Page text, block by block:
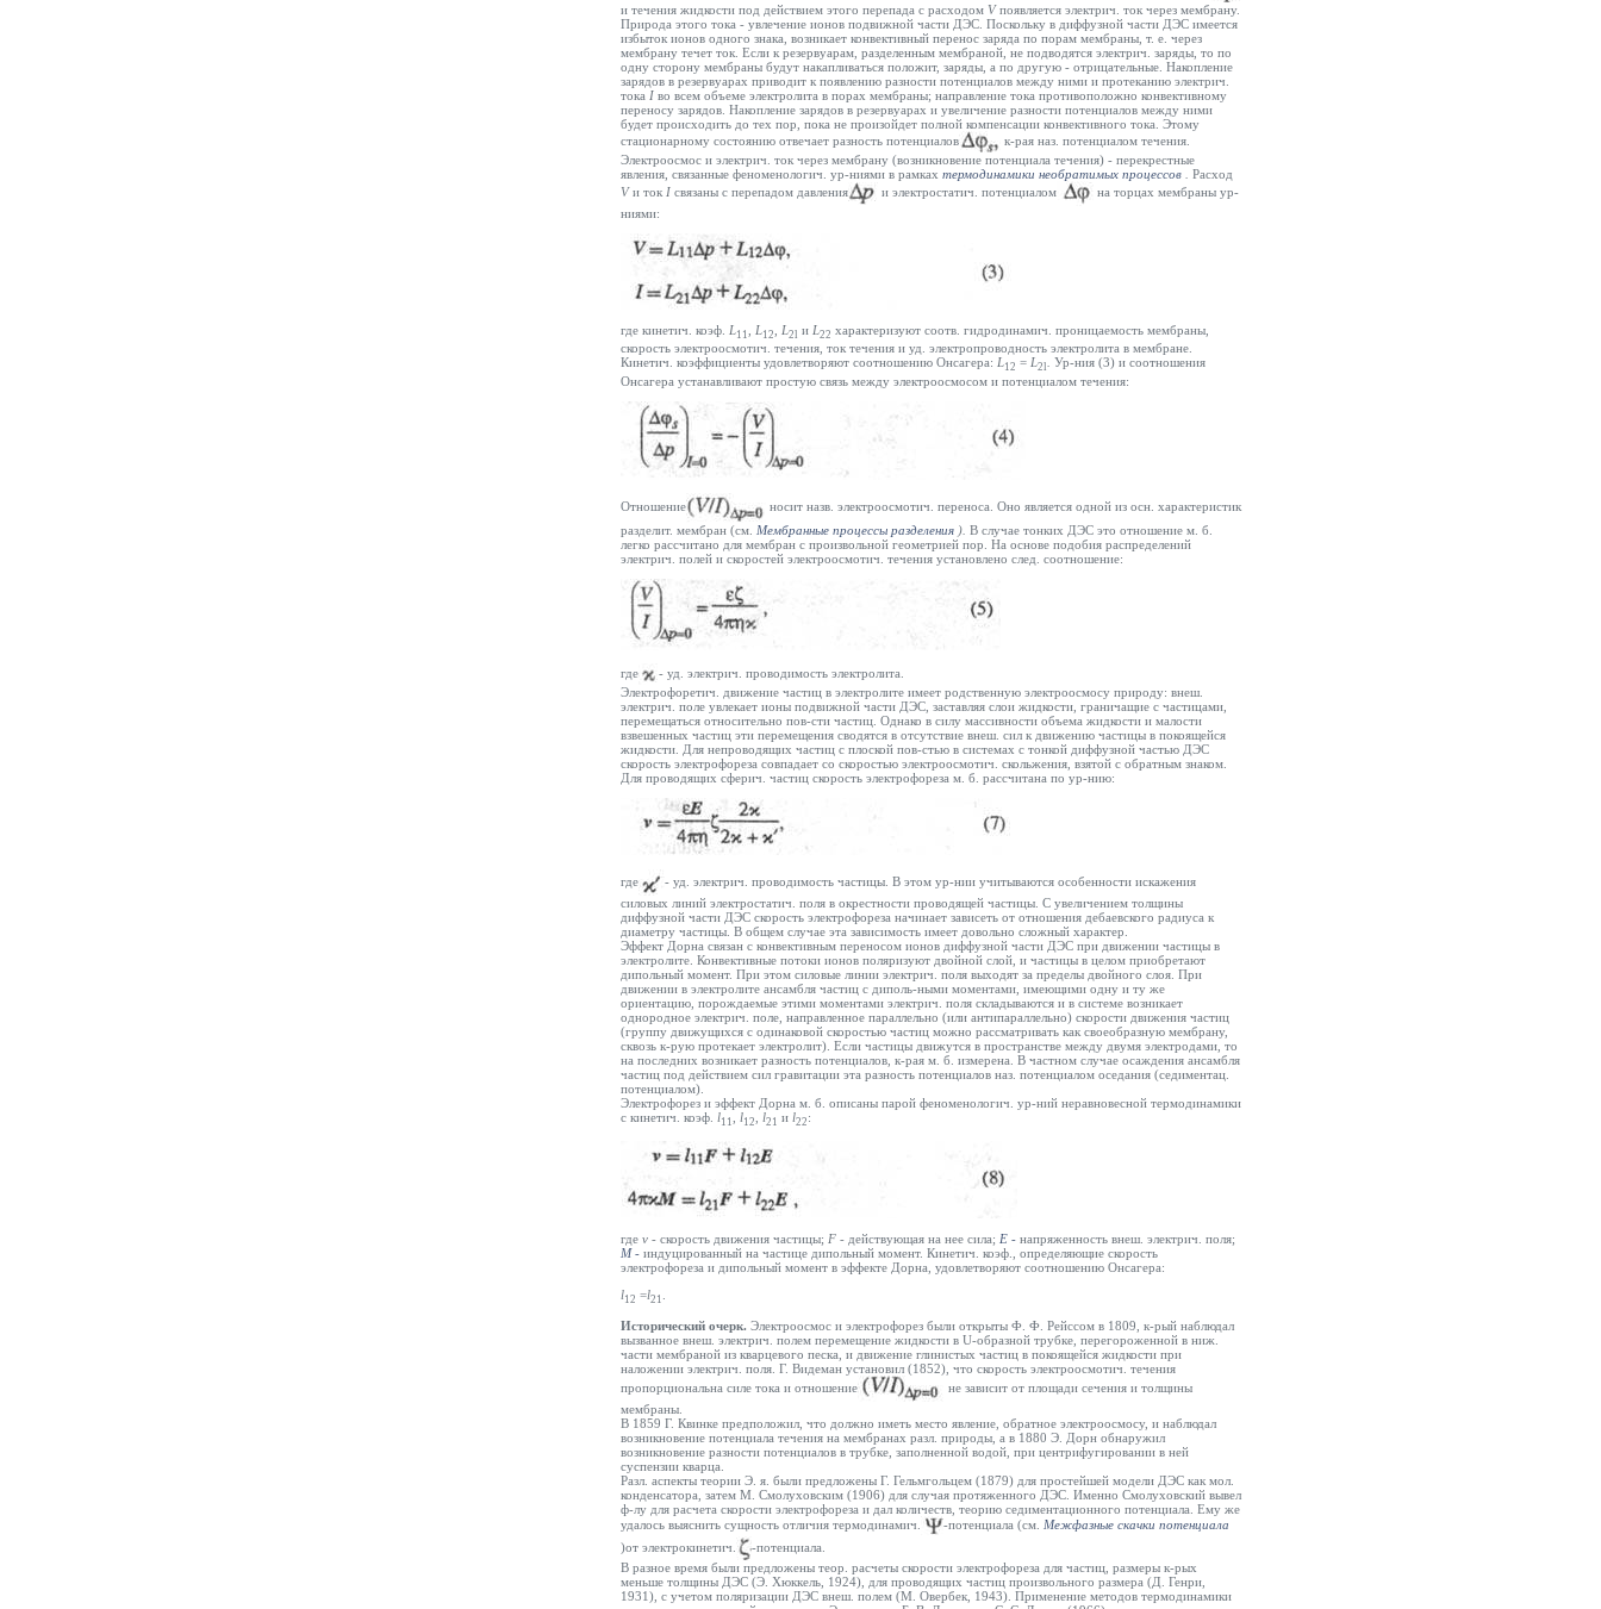
и течения жидкости под действием этого перепада с расходом Vпоявляется электрич. ток через мембрану.
Природа этого тока - увлечение ионов подвижной части ДЭС. Поскольку в диффузной части ДЭС имеется
избыток ионов одного знака, возникает конвективный перенос заряда по порам мембраны, т. е. через
мембрану течет ток. Если к резервуарам, разделенным мембраной, не подводятся электрич. заряды, то по
одну сторону мембраны будут накапливаться положит, заряды, а по другую - отрицательные. Накопление
зарядов в резервуарах приводит к появлению разности потенциалов между ними и протеканию электрич.
тока I во всем объеме электролита в порах мембраны; направление тока противоположно конвективному
переносу зарядов. Накопление зарядов в резервуарах и увеличение разности потенциалов между ними
будет происходить до тех пор, пока не произойдет полной компенсации конвективного тока. Этому
стационарному состоянию отвечает разность потенциалов
к-рая наз. потенциалом течения.
Электроосмос и электрич. ток через мембрану (возникновение потенциала течения) - перекрестные
явления, связанные феноменологич. ур-ниями в рамках термодинамики необратимых процессов
Расход
Vи ток I связаны с перепадом давления и электростатич. потенциалом
на торцах мембраны ур-
ниями:
где кинетич. коэф. L11 L12 L2l и L22 характеризуют соотв. гидродинамич. проницаемость мембраны,
скорость электроосмотич. течения, ток течения и уд. электропроводность электролита в мембране.
Кинетич. коэффициенты удовлетворяют соотношению Онсагера: L12 = L2l
Ур-ния (3) и соотношения
Онсагера устанавливают простую связь между электроосмосом и потенциалом течения:
Отношение
носит назв. электроосмотич. переноса. Оно является одной из осн. характеристик
разделит. мембран (см. Мембранные процессы разделения ). В случае тонких ДЭС это отношение м. б.
легко рассчитано для мембран с произвольной геометрией пор. На основе подобия распределений
электрич. полей и скоростей электроосмотич. течения установлено след. соотношение:
где
- уд. электрич. проводимость электролита.
Электрофоретич. движение частиц в электролите имеет родственную электроосмосу природу: внеш.
электрич. поле увлекает ионы подвижной части ДЭС, заставляя слои жидкости, граничащие с частицами,
перемещаться относительно пов-сти частиц. Однако в силу массивности объема жидкости и малости
взвешенных частиц эти перемещения сводятся в отсутствие внеш. сил к движению частицы в покоящейся
жидкости. Для непроводящих частиц с плоской пов-стью в системах с тонкой диффузной частью ДЭС
скорость электрофореза совпадает со скоростью электроосмотич. скольжения, взятой с обратным знаком.
Для проводящих сферич. частиц скорость электрофореза м. б. рассчитана по ур-нию:
где
- уд. электрич. проводимость частицы. В этом ур-нии учитываются особенности искажения
силовых линий электростатич. поля в окрестности проводящей частицы. С увеличением толщины
диффузной части ДЭС скорость электрофореза начинает зависеть от отношения дебаевского радиуса к
диаметру частицы. В общем случае эта зависимость имеет довольно сложный характер.
Эффект Дорна связан с конвективным переносом ионов диффузной части ДЭС при движении частицы в
электролите. Конвективные потоки ионов поляризуют двойной слой, и частицы в целом приобретают
дипольный момент. При этом силовые линии электрич. поля выходят за пределы двойного слоя. При
движении в электролите ансамбля частиц с диполь-ными моментами, имеющими одну и ту же
ориентацию, порождаемые этими моментами электрич. поля складываются и в системе возникает
однородное электрич. поле, направленное параллельно (или антипараллельно) скорости движения частиц
(группу движущихся с одинаковой скоростью частиц можно рассматривать как своеобразную мембрану,
сквозь к-рую протекает электролит). Если частицы движутся в пространстве между двумя электродами, то
на последних возникает разность потенциалов, к-рая м. б. измерена. В частном случае осаждения ансамбля
частиц под действием сил гравитации эта разность потенциалов наз. потенциалом оседания (седиментац.
потенциалом).
Электрофорез и эффект Дорна м. б. описаны парой феноменологич. ур-ний неравновесной термодинамики
с кинетич. коэф. l11 l12 l21 и l22 :
где v - скорость движения частицы; F - действующая на нее сила; Е - напряженность внеш. электрич. поля;
М - индуцированный на частице дипольный момент. Кинетич. коэф., определяющие скорость
электрофореза и дипольный момент в эффекте Дорна, удовлетворяют соотношению Онсагера:
l12 =l21
Исторический очерк. Электроосмос и электрофорез были открыты Ф. Ф. Рейссом в 1809, к-рый наблюдал
вызванное внеш. электрич. полем перемещение жидкости в U-образной трубке, перегороженной в ниж.
части мембраной из кварцевого песка, и движение глинистых частиц в покоящейся жидкости при
наложении электрич. поля. Г. Видеман установил (1852), что скорость электроосмотич. течения
пропорциональна силе тока и отношение
не зависит от площади сечения и толщины
мембраны.
В 1859 Г. Квинке предположил, что должно иметь место явление, обратное электроосмосу, и наблюдал
возникновение потенциала течения на мембранах разл. природы, а в 1880 Э. Дорн обнаружил
возникновение разности потенциалов в трубке, заполненной водой, при центрифугировании в ней
суспензии кварца.
Разл. аспекты теории Э. я. были предложены Г. Гельмгольцем (1879) для простейшей модели ДЭС как мол.
конденсатора, затем М. Смолуховским (1906) для случая протяженного ДЭС. Именно Смолуховский вывел
ф-лу для расчета скорости электрофореза и дал количеств, теорию седиментационного потенциала. Ему же
удалось выяснить сущность отличия термодинамич.
-потенциала (см. Межфазные скачки потенциала
)от электрокинетич.
-потенциала.
В разное время были предложены теор. расчеты скорости электрофореза для частиц, размеры к-рых
меньше толщины ДЭС (Э. Хюккель, 1924), для проводящих частиц произвольного размера (Д. Генри,
1931), с учетом поляризации ДЭС внеш. полем (М. Овербек, 1943). Применение методов термодинамики